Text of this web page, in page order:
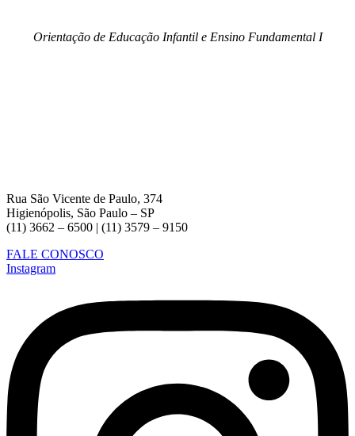
Orientação de Educação Infantil e Ensino Fundamental I
Rua São Vicente de Paulo, 374
Higienópolis, São Paulo – SP
(11) 3662 – 6500 | (11) 3579 – 9150
FALE CONOSCO
Instagram